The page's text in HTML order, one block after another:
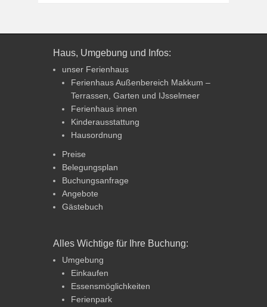
Haus, Umgebung und Infos:
unser Ferienhaus
Ferienhaus Außenbereich Makkum –
Terrassen, Garten und IJsselmeer
Ferienhaus innen
Kinderausstattung
Hausordnung
Preise
Belegungsplan
Buchungsanfrage
Angebote
Gästebuch
Alles Wichtige für Ihre Buchung:
Umgebung
Einkaufen
Essensmöglichkeiten
Ferienpark